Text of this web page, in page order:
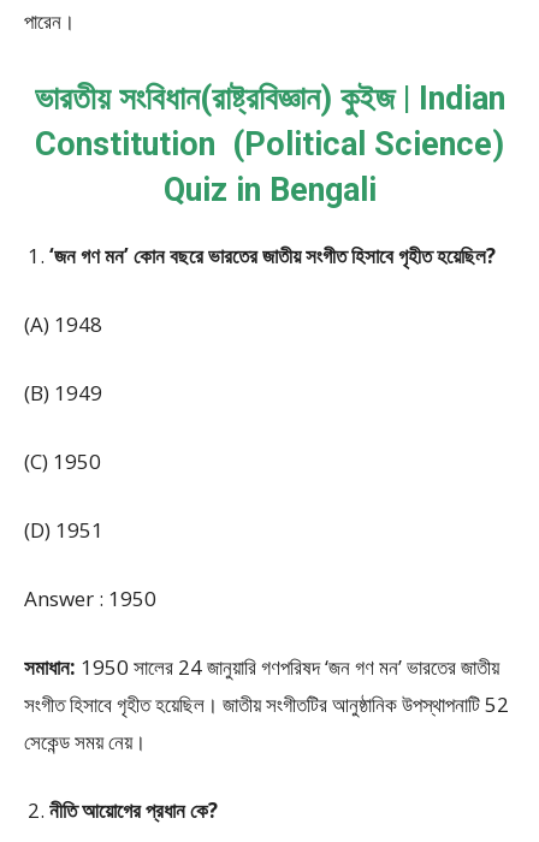
পারেন।
ভারতীয় সংবিধান(রাষ্ট্রবিজ্ঞান) কুইজ | Indian
Constitution (Political Science)
Quiz in Bengali
‘জন গণ মন’ কোন বছরে ভারতের জাতীয় সংগীত হিসাবে গৃহীত হয়েছিল?
(A) 1948
(B) 1949
(C) 1950
(D) 1951
Answer : 1950
সমাধান: 1950 সালের 24 জানুয়ারি গণপরিষদ ‘জন গণ মন’ ভারতের জাতীয়
সংগীত হিসাবে গৃহীত হয়েছিল। জাতীয় সংগীতটির আনুষ্ঠানিক উপস্থাপনাটি 52
সেকেন্ড সময় নেয়।
নীতি আয়োগের প্রধান কে?